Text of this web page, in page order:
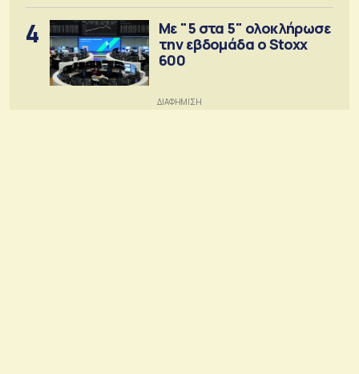
4
Με "5 στα 5" ολοκλήρωσε
την εβδομάδα ο Stoxx
600